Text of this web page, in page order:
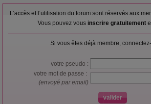
L’accès et l’utilisation du forum sont réservés aux
Vous pouvez vous inscrire gratuitement
Si vous êtes déjà membre,
votre pseudo :
votre mot de passe :
(envoyé par email)